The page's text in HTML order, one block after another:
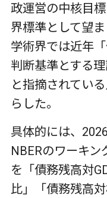
政運営の中核目
界標準として望
学術界では近年
判断基準とする
と指摘されてい
らした。
具体的には、
NBERのワーキ
を「債務残高対
比」「債務残高